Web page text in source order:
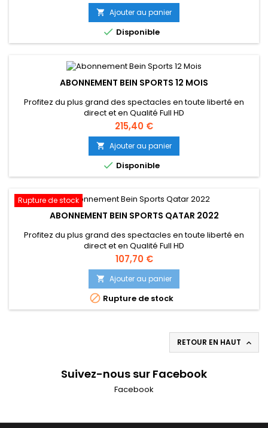
 Ajouter au panier
 Disponible
ABONNEMENT BEIN SPORTS 12 MOIS
Profitez du plus grand des spectacles en toute liberté en
direct et en Qualité Full HD
Prix
215,40 €
 Ajouter au panier
 Disponible
Rupture de stock
ABONNEMENT BEIN SPORTS QATAR 2022
Profitez du plus grand des spectacles en toute liberté en
direct et en Qualité Full HD
Prix
107,70 €
 Ajouter au panier
 Rupture de stock
RETOUR EN HAUT 
Suivez-nous sur Facebook
Facebook